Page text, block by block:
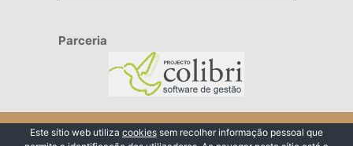
Parceria
© 2026 VivóRiso
Este sítio web utiliza cookies sem recolher informação pessoal que